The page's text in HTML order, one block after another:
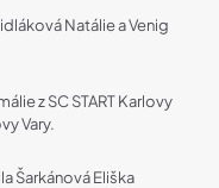
Natálie a Venig
z SC START Karlovy
Vary.
Šarkánová Eliška